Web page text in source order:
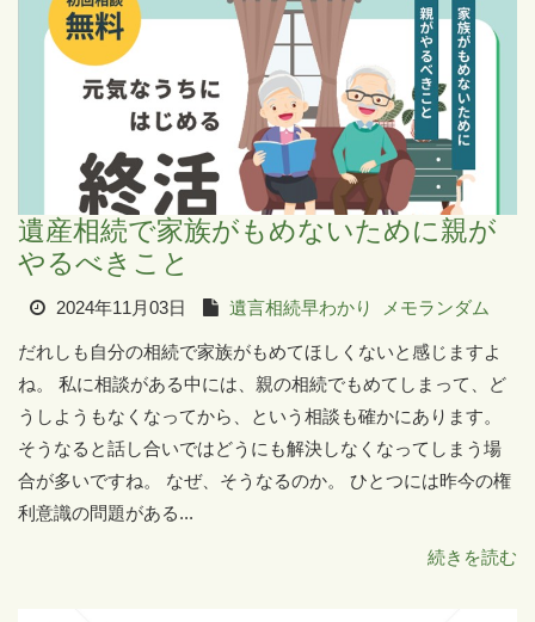
遺産相続で家族がもめないために親が
やるべきこと
2024年11月03日 遺言相続早わかり メモランダム
だれしも自分の相続で家族がもめてほしくないと感じますよ
ね。 私に相談がある中には、親の相続でもめてしまって、ど
うしようもなくなってから、という相談も確かにあります。
そうなると話し合いではどうにも解決しなくなってしまう場
合が多いですね。 なぜ、そうなるのか。 ひとつには昨今の権
利意識の問題がある...
続きを読む